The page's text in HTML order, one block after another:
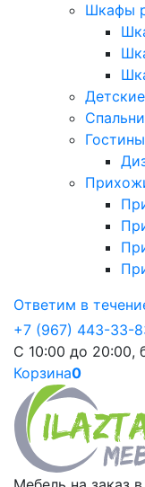
Шкафы
Детские
Спальни
Ответим в
+7 (967) 443-33-
С 10:00 до 20:00,
Корзина0